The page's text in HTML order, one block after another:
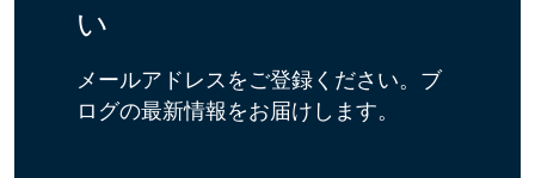
い
メールアドレスをご登録ください。ブ
ログの最新情報をお届けします。